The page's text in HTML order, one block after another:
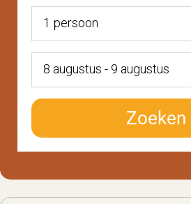
1 persoon
8 augustus - 9 augustus
Zoeken